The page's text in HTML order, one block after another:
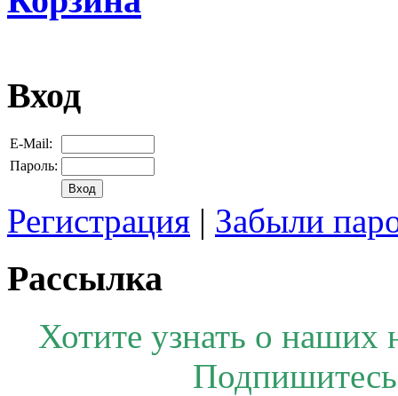
Вход
E-Mail:
Пароль:
Регистрация | Забыли
Рассылка
Хотите узнать о наших